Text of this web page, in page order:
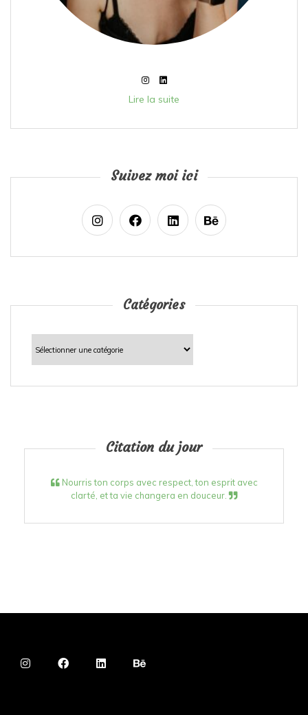
Lire la suite
Suivez moi ici
Catégories
Catégories
Citation du jour
Nourris ton corps avec respect, ton esprit avec
clarté, et ta vie changera en douceur.